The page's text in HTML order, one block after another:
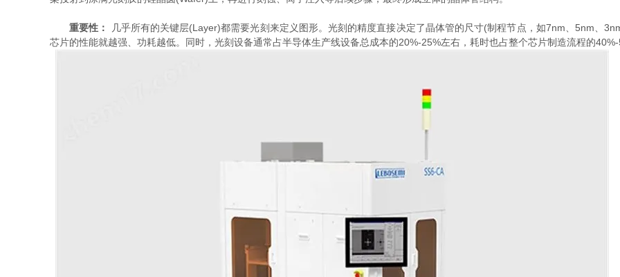
重要性：
几乎所有的关键层(Layer)都需要光刻来定义图形。光刻的精度直接决定了晶体管的尺寸(制程节点，如7nm、5nm、
芯片的性能就越强、功耗越低。同时，光刻设备通常占半导体生产线设备总成本的20%-25%左右，耗时也占整个芯片制造流程的